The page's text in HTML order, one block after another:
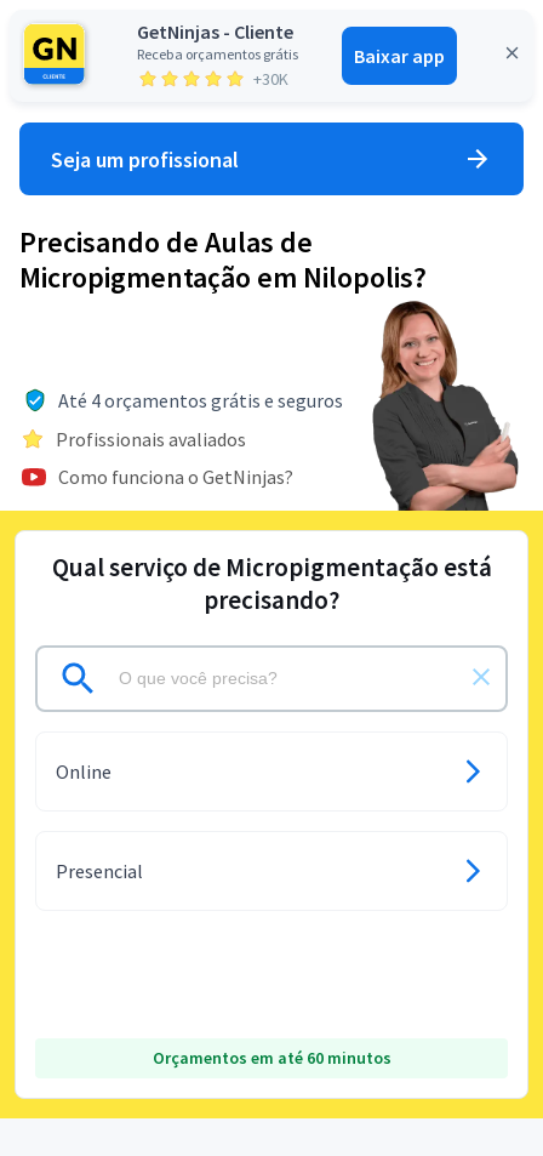
GetNinjas - Cliente
Receba orçamentos grátis
+30K
Baixar app
Entrar
Seja um profissional
Precisando de Aulas de
Micropigmentação em Nilopolis?
Até 4 orçamentos grátis e seguros
Profissionais avaliados
Como funciona o GetNinjas?
Qual serviço de Micropigmentação está
precisando?
Online
Presencial
Orçamentos em até 60 minutos